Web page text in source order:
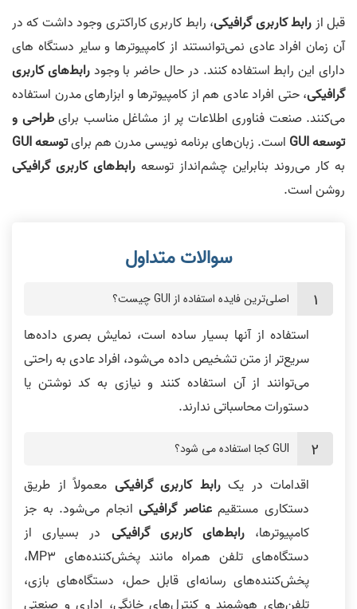
قبل از رابط کاربری گرافیکی، رابط کاربری کاراکتری وجود داشت که در
آن زمان افراد عادی نمی‌توانستند از کامپیوترها و سایر دستگاه های
دارای این رابط استفاده کنند. در حال حاضر با وجودرابط‌های کاربری
گرافیکی، حتی افراد عادی هم از کامپیوترها و ابزارهای مدرن استفاده
می‌کنند. صنعت فناوری اطلاعات پر از مشاغل مناسب برایطراحی و
توسعه GUI
است. زبان‌های برنامه نویسی مدرن هم برایتوسعه GUI
به کار می‌روند بنابراین چشم‌انداز توسعه رابط‌های کاربری گرافیکی
روشن است.
اصلی‌ترین فایده استفاده از GUI چیست؟
استفاده از آنها بسیار ساده است، نمایش بصری داده‌ها
سریع‌تر از متن تشخیص داده می‌شود، افراد عادی به راحتی
می‌توانند از آن استفاده کنند و نیازی به کد نوشتن یا
دستورات محاسباتی ندارند.
GUI کجا استفاده می شود؟
اقدامات در یکرابط کاربری گرافیکی معمولاً از طریق
دستکاری مستقیمعناصر گرافیکیانجام می‌شود. به جز
کامپیوترها،رابط‌های کاربری گرافیکی در بسیاری از
دستگاه‌های تلفن همراه مانند پخش‌کننده‌های MP3،
پخش‌کننده‌های رسانه‌ای قابل حمل، دستگاه‌های بازی،